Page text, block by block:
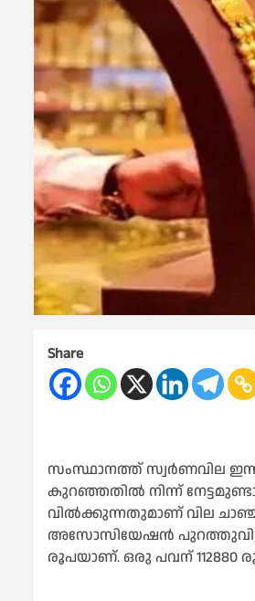
Share
സംസ്ഥാനത്ത് സ്വർണവില ഇന്ന്
കുറഞ്ഞതില്‍ നിന്ന്
വില്‍ക്കുന്നതുമാണ് വില
അസോസിയേഷൻ പുറത്തുവിട്ട
രൂപയാണ്. ഒരു പവന് 112880